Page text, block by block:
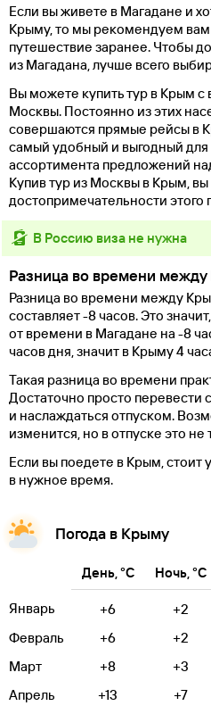
Если вы живете в Магадане и
Крыму, то мы рекомендуем вам
путешествие заранее. Чтобы
из Магадана, лучше всего
Вы можете купить тур в Крым с
Москвы. Постоянно из этих
совершаются прямые рейсы в
самый удобный и выгодный для
ассортимента предложений
Купив тур из Москвы в Крым,
достопримечательности этого
в Россию виза не нужна
Разница во времени
Разница во времени между
составляет -8 часов. Это
от времени в Магадане на -8
часов дня, значит в Крыму 4
Такая разница во времени
Достаточно просто перевести
и наслаждаться отпуском.
изменится, но в отпуске это не
Если вы поедете в Крым, стоит
в нужное время.
Погода в Крыму
День, °C Ночь, °C
Январь +6 +2
Февраль
+6 +2
Март
+8 +3
Апрель
+13 +7